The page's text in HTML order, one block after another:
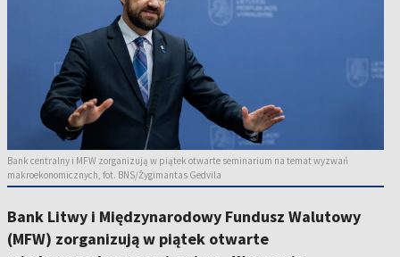
Bank centralny i MFW zorganizują w piątek otwarte seminarium na temat wyzwań
makroekonomicznych, fot. BNS/Žygimantas Gedvila
Bank Litwy i Międzynarodowy Fundusz Walutowy
(MFW) zorganizują w piątek otwarte